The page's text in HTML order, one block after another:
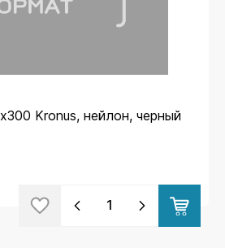
Kronus, нейлон, черный